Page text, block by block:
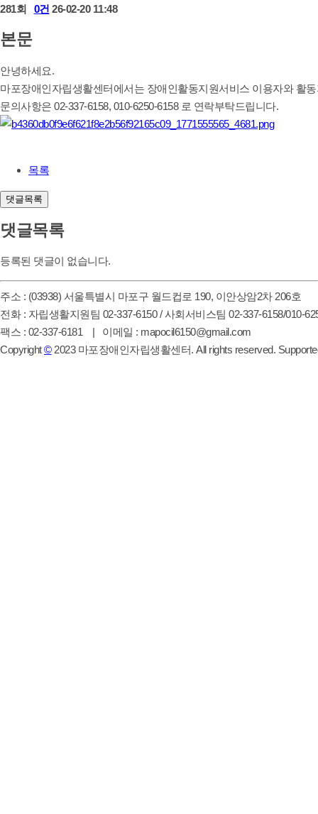
281회 0건 26-02-20 11:48
본문
안녕하세요.
마포장애인자립생활센터에서는 장애인활동지원서비스 이용자와 활
문의사항은 02-337-6158, 010-6250-6158 로 연락부탁드립니다.
목록
댓글목록
댓글목록
등록된 댓글이 없습니다.
주소 : (03938) 서울특별시 마포구 월드컵로 190, 이안상암2차 206호
전화 : 자립생활지원팀 02-337-6150 / 사회서비스팀 02-337-6158/010-
팩스 : 02-337-6181 | 이메일 : mapocil6150@gmail.com
Copyright©2023 마포장애인자립생활센터. All rights reserved.